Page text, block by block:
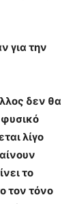
για την
δεν θα
φυσικό
λίγο
το
τον τόνο